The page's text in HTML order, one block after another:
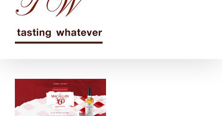
《麥卡倫 雪莉
新裝360體驗》